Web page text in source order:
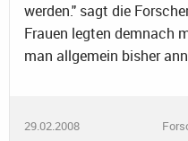
werden." sagt die
Frauen legten demnach
man allgemein bisher
29.02.2008